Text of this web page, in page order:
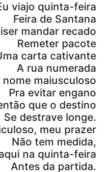
viajo quinta-feira
Feira de Santana
mandar recado
Remeter pacote
carta cativante
A rua numerada
nome maiusculoso
Pra evitar engano
que o destino
Se destrave longe.
meu prazer
Não tem medida,
na quinta-feira
Antes da partida.